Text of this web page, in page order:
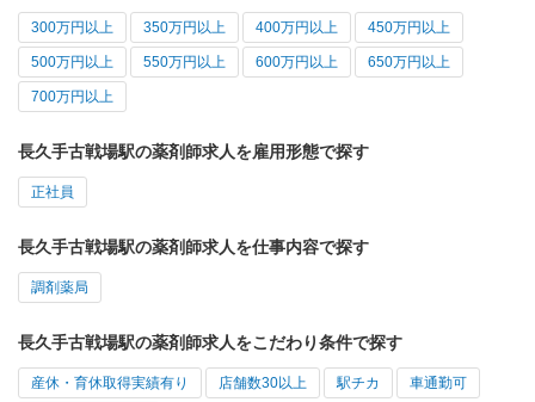
300万円以上 350万円以上 400万円以上 450万円以上
500万円以上 550万円以上 600万円以上 650万円以上
700万円以上
長久手古戦場駅の薬剤師求人を雇用形態で探す
正社員
長久手古戦場駅の薬剤師求人を仕事内容で探す
調剤薬局
長久手古戦場駅の薬剤師求人をこだわり条件で探す
産休・育休取得実績有り 店舗数30以上 駅チカ 車通勤可